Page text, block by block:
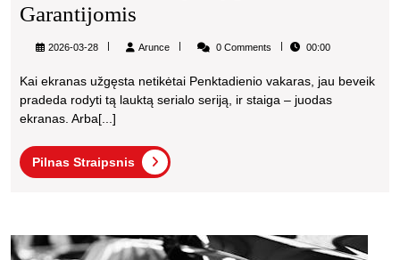
Garantijomis
Pasirinkti
Televizorių
Meistrą
Kaune:
Su
2026-03-28 ArunceArunce 0 Comments 00:00
Kai ekranas užgęsta netikėtai Penktadienio vakaras, jau beveik
pradeda rodyti tą lauktą serialo seriją, ir staiga – juodas
ekranas. Arba[...]
Pilnas Straipsnis
Pilnas
Straipsnis